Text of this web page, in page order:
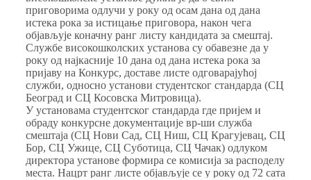
приговорима одлучи у року од осам дана од дана
истека рока за истицање приговора, након чега
објављује коначну ранг листу кандидата за смештај.
Службе високошколских установа су обавезне да у
року од најкасније 10 дана од дана истека рока за
пријаву на Конкурс, доставе листе одговарајућој
служби, односно установи студентског стандарда (СЦ
Београд и СЦ Косовска Митровица).
У установама студентског стандарда где пријем и
обраду конкурсне документације вр-ши служба
смештаја (СЦ Нови Сад, СЦ Ниш, СЦ Крагујевац, СЦ
Бор, СЦ Ужице, СЦ Суботица, СЦ Чачак) одлуком
директора установе формира се комисија за расподелу
места. Нацрт ранг листе објављује се у року од 72 сата